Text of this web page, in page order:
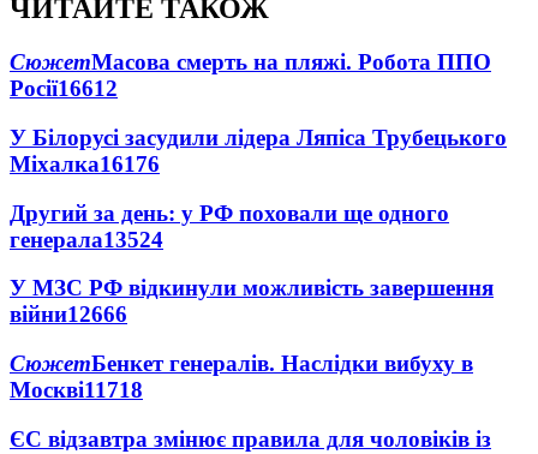
ЧИТАЙТЕ ТАКОЖ
СюжетМасова смерть на пляжі. Робота ППО
Росії16612
У Білорусі засудили лідера Ляпіса Трубецького
Міхалка16176
Другий за день: у РФ поховали ще одного
генерала13524
У МЗС РФ відкинули можливість завершення
війни12666
СюжетБенкет генералів. Наслідки вибуху в
Москві11718
ЄС відзавтра змінює правила для чоловіків із